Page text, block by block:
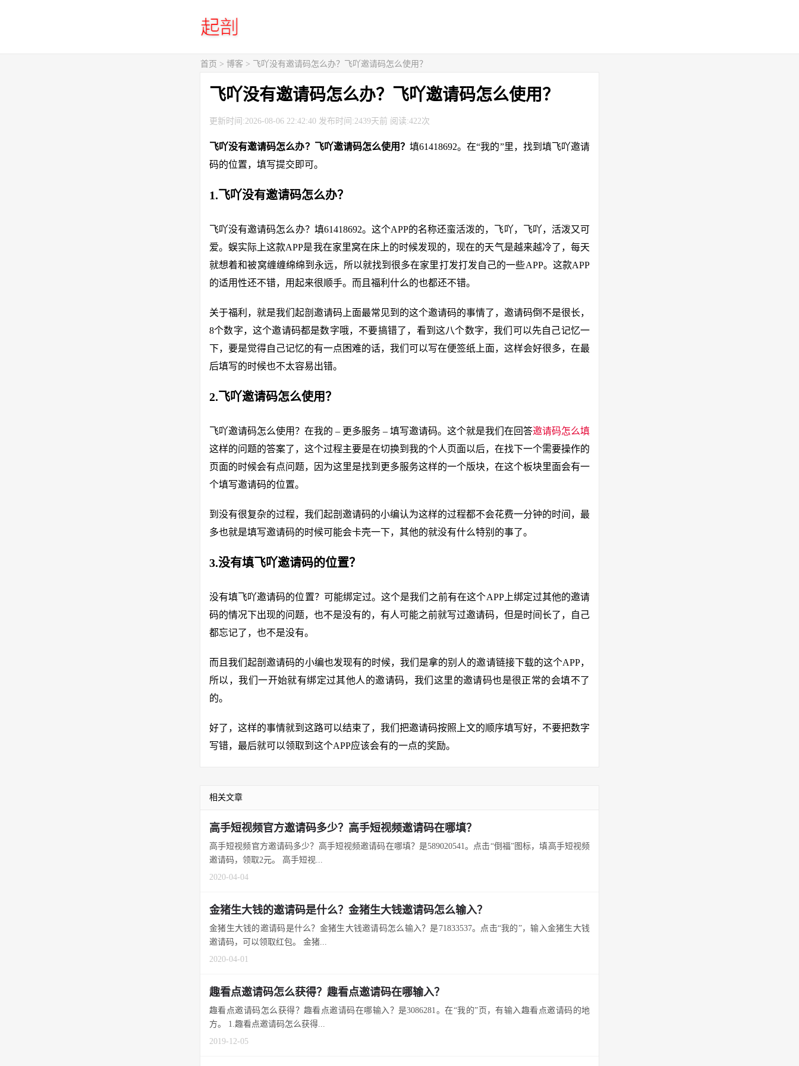
首页 > 博客 > 飞吖没有邀请码怎么办？飞吖邀请码怎么使用？
飞吖没有邀请码怎么办？飞吖邀请码怎么使用？
更新时间:2026-08-06 22:42:40 发布时间:2439天前 阅读:422次
飞吖没有邀请码怎么办？飞吖邀请码怎么使用？填61418692。在“我的”里，找到填飞吖邀请
码的位置，填写提交即可。
1.飞吖没有邀请码怎么办？
飞吖没有邀请码怎么办？填61418692。这个APP的名称还蛮活泼的，飞吖，飞吖，活泼又可
爱。蜈实际上这款APP是我在家里窝在床上的时候发现的，现在的天气是越来越冷了，每天
就想着和被窝缠缠绵绵到永远，所以就找到很多在家里打发打发自己的一些APP。这款APP
的适用性还不错，用起来很顺手。而且福利什么的也都还不错。
关于福利，就是我们起剖邀请码上面最常见到的这个邀请码的事情了，邀请码倒不是很长，
8个数字，这个邀请码都是数字哦，不要搞错了，看到这八个数字，我们可以先自己记忆一
下，要是觉得自己记忆的有一点困难的话，我们可以写在便签纸上面，这样会好很多，在最
后填写的时候也不太容易出错。
2.飞吖邀请码怎么使用？
飞吖邀请码怎么使用？在我的 – 更多服务 – 填写邀请码。这个就是我们在回答邀请码怎么填
这样的问题的答案了，这个过程主要是在切换到我的个人页面以后，在找下一个需要操作的
页面的时候会有点问题，因为这里是找到更多服务这样的一个版块，在这个板块里面会有一
个填写邀请码的位置。
到没有很复杂的过程，我们起剖邀请码的小编认为这样的过程都不会花费一分钟的时间，最
多也就是填写邀请码的时候可能会卡壳一下，其他的就没有什么特别的事了。
3.没有填飞吖邀请码的位置？
没有填飞吖邀请码的位置？可能绑定过。这个是我们之前有在这个APP上绑定过其他的邀请
码的情况下出现的问题，也不是没有的，有人可能之前就写过邀请码，但是时间长了，自己
都忘记了，也不是没有。
而且我们起剖邀请码的小编也发现有的时候，我们是拿的别人的邀请链接下载的这个APP，
所以，我们一开始就有绑定过其他人的邀请码，我们这里的邀请码也是很正常的会填不了
的。
好了，这样的事情就到这路可以结束了，我们把邀请码按照上文的顺序填写好，不要把数字
写错，最后就可以领取到这个APP应该会有的一点的奖励。
相关文章
高手短视频官方邀请码多少？高手短视频邀请码在哪填？
高手短视频官方邀请码多少？高手短视频邀请码在哪填？是589020541。点击“倒福”图标，填高手短视频
邀请码，领取2元。 高手短视...
2020-04-04
金猪生大钱的邀请码是什么？金猪生大钱邀请码怎么输入？
金猪生大钱的邀请码是什么？金猪生大钱邀请码怎么输入？是71833537。点击“我的”，输入金猪生大钱
邀请码，可以领取红包。 金猪...
2020-04-01
趣看点邀请码怎么获得？趣看点邀请码在哪输入？
趣看点邀请码怎么获得？趣看点邀请码在哪输入？是3086281。在“我的”页，有输入趣看点邀请码的地
方。 1.趣看点邀请码怎么获得...
2019-12-05